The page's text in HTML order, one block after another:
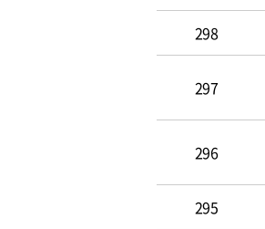
298
297
296
295